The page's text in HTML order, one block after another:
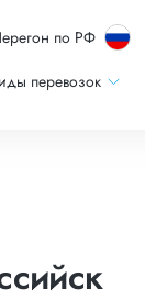
по РФ
перевозок